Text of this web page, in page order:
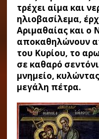
τρέχει αίμα και
ηλιοβασίλεμα,
Αριμαθαίας και ο
αποκαθηλώνουν
του Κυρίου, το
σε καθαρό
μνημείο,
μεγάλη πέτρα.